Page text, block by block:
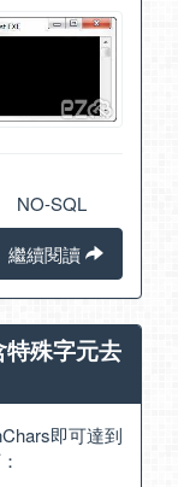
NO-SQL
繼續閱讀
殊字元去
即可達到